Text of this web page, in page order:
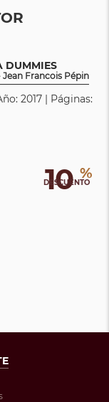
DUMMIES
Francois Pépin
2017 | Páginas:
10 %
DESCUENTO